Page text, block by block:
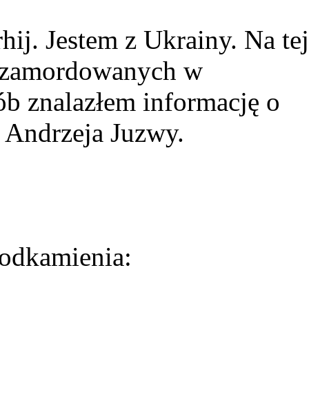
Jestem z Ukrainy. Na tej
w
znalazłem informację o
Juzwy.